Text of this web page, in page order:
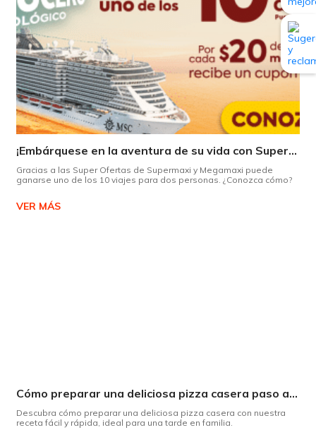
¡Embárquese en la aventura de su vida con Supermaxi!
Gracias a las Super Ofertas de Supermaxi y Megamaxi puede
ganarse uno de los 10 viajes para dos personas. ¿Conozca cómo?
VER MÁS
Cómo preparar una deliciosa pizza casera paso a paso
Descubra cómo preparar una deliciosa pizza casera con nuestra
receta fácil y rápida, ideal para una tarde en familia.